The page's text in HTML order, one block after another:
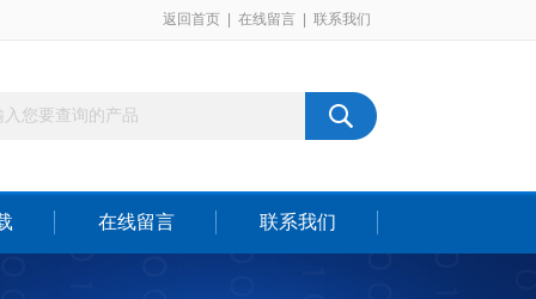
返回首页 在线留言 联系我们
在线留言 联系我们